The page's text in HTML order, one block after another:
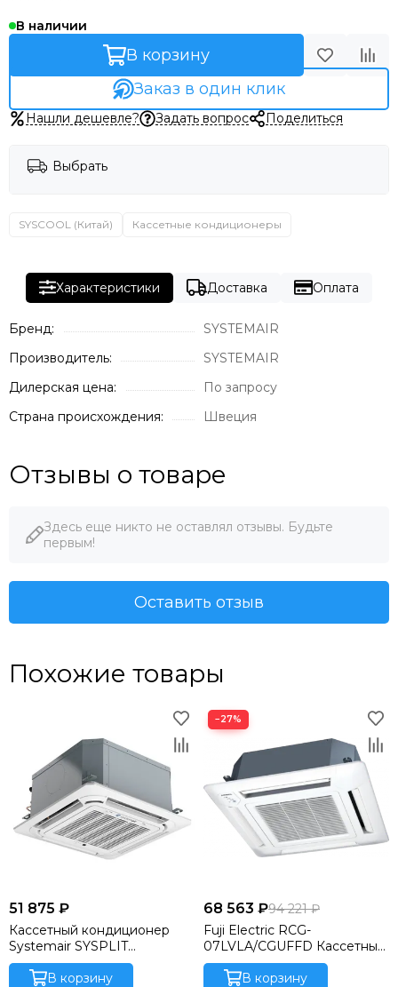
В наличии
В корзину
Заказ в один клик
Нашли дешевле? Задать вопрос Поделиться
Выбрать
SYSCOOL (Китай) Кассетные кондиционеры
Характеристики Доставка Оплата
Бренд:
SYSTEMAIR
Производитель:
SYSTEMAIR
Дилерская цена:
По запросу
Страна происхождения:
Швеция
Отзывы о товаре
Здесь еще никто не оставлял отзывы. Будьте
первым!
Оставить отзыв
Похожие товары
51 875 ₽
Кассетный кондиционер
Systemair SYSPLIT
CASSETTE C 12 HP Q
В корзину
−27%
68 563 ₽94 221 ₽
Fuji Electric RCG-
07LVLA/CGUFFD Кассетный
внутренний блок
В корзину